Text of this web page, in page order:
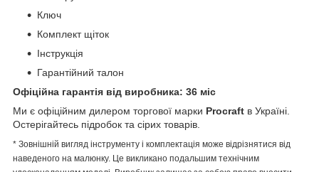
Ключ
Комплект щіток
Інструкція
Гарантійний талон
Офіційна гарантія від виробника: 36 міс
Ми є офіційним дилером торгової марки Procraft в Україні.
Остерігайтесь підробок та сірих товарів.
* Зовнішній вигляд інструменту і комплектація може відрізнятися від
наведеного на малюнку. Це викликано подальшим технічним